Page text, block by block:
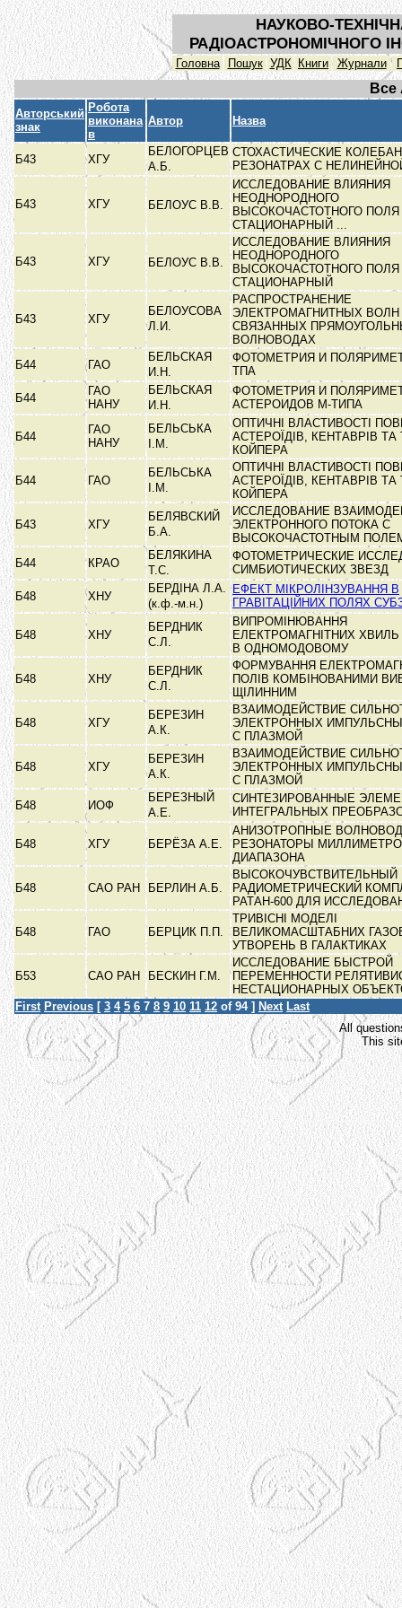
НАУКОВО-
РАДІОАСТРОНОМІЧНОГО
Головна Пошук УДК Книги Журнали
Все
Авторський
знак
Робота
виконана
в
Автор Назва
Б43 ХГУ
БЕЛОГОРЦЕВ
А.Б.
СТОХАСТИЧЕСКИЕ
РЕЗОНАТРАХ С
Б43 ХГУ БЕЛОУС В.В.
ИССЛЕДОВАНИЕ ВЛИЯНИЯ
НЕОДНОРОДНОГО
ВЫСОКОЧАСТОТНОГО ПОЛЯ
СТАЦИОНАРНЫЙ ...
Б43 ХГУ БЕЛОУС В.В.
ИССЛЕДОВАНИЕ ВЛИЯНИЯ
НЕОДНОРОДНОГО
ВЫСОКОЧАСТОТНОГО ПОЛЯ
СТАЦИОНАРНЫЙ
Б43 ХГУ
БЕЛОУСОВА
Л.И.
РАСПРОСТРАНЕНИЕ
ЭЛЕКТРОМАГНИТНЫХ ВОЛН
СВЯЗАННЫХ
ВОЛНОВОДАХ
Б44
ГАО
БЕЛЬСКАЯ
И.Н.
ФОТОМЕТРИЯ И
ТПА
Б44
ГАО
НАНУ
БЕЛЬСКАЯ
И.Н.
ФОТОМЕТРИЯ И
АСТЕРОИДОВ М-ТИПА
Б44
ГАО
НАНУ
БЕЛЬСЬКА
І.М.
ОПТИЧНІ ВЛАСТИВОСТІ
АСТЕРОЇДІВ, КЕНТАВРІВ ТА
КОЙПЕРА
Б44 ГАО
БЕЛЬСЬКА
І.М.
ОПТИЧНІ ВЛАСТИВОСТІ
АСТЕРОЇДІВ, КЕНТАВРІВ ТА
КОЙПЕРА
Б43 ХГУ
БЕЛЯВСКИЙ
Б.А.
ИССЛЕДОВАНИЕ
ЭЛЕКТРОННОГО ПОТОКА С
ВЫСОКОЧАСТОТНЫМ
Б44
КРАО
БЕЛЯКИНА
Т.С.
ФОТОМЕТРИЧЕСКИЕ
СИМБИОТИЧЕСКИХ ЗВЕЗД
Б48
ХНУ
БЕРДІНА Л.А.
(к.ф.-м.н.)
ЕФЕКТ МІКРОЛІНЗУВАННЯ В
ГРАВІТАЦІЙНИХ ПОЛЯХ
Б48 ХНУ
БЕРДНИК
С.Л.
ВИПРОМІНЮВАННЯ
ЕЛЕКТРОМАГНІТНИХ
В ОДНОМОДОВОМУ
Б48 ХНУ
БЕРДНИК
С.Л.
ФОРМУВАННЯ
ПОЛІВ КОМБІНОВАНИМИ
ЩІЛИННИМ
Б48 ХГУ
БЕРЕЗИН
А.К.
ВЗАИМОДЕЙСТВИЕ
ЭЛЕКТРОННЫХ
С ПЛАЗМОЙ
Б48 ХГУ
БЕРЕЗИН
А.К.
ВЗАИМОДЕЙСТВИЕ
ЭЛЕКТРОННЫХ
С ПЛАЗМОЙ
Б48
ИОФ
БЕРЕЗНЫЙ
А.Е.
СИНТЕЗИРОВАННЫЕ
ИНТЕГРАЛЬНЫХ
Б48 ХГУ БЕРЁЗА А.Е.
АНИЗОТРОПНЫЕ
РЕЗОНАТОРЫ
ДИАПАЗОНА
Б48 САО РАН БЕРЛИН А.Б.
ВЫСОКОЧУВСТВИТЕЛЬНЫЙ
РАДИОМЕТРИЧЕСКИЙ
РАТАН-600 ДЛЯ
Б48 ГАО БЕРЦИК П.П.
ТРИВІСНІ МОДЕЛІ
ВЕЛИКОМАСШТАБНИХ
УТВОРЕНЬ В ГАЛАКТИКАХ
Б53 САО РАН БЕСКИН Г.М.
ИССЛЕДОВАНИЕ БЫСТРОЙ
ПЕРЕМЕННОСТИ
НЕСТАЦИОНАРНЫХ
First Previous [ 3 4 5 6 7 8 9 10 11 12 of 94 ] Next Last
All
This